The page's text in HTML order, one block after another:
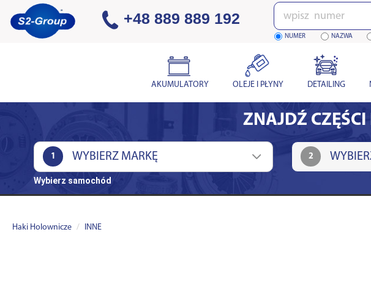
+48 889 889 192 Wpisz
numer
NUMER NAZWA
AKUMULATORY OLEJE I PŁYNY DETAILING
ZNAJDŹ
1 2
Wybierz samochód
Haki Holownicze INNE